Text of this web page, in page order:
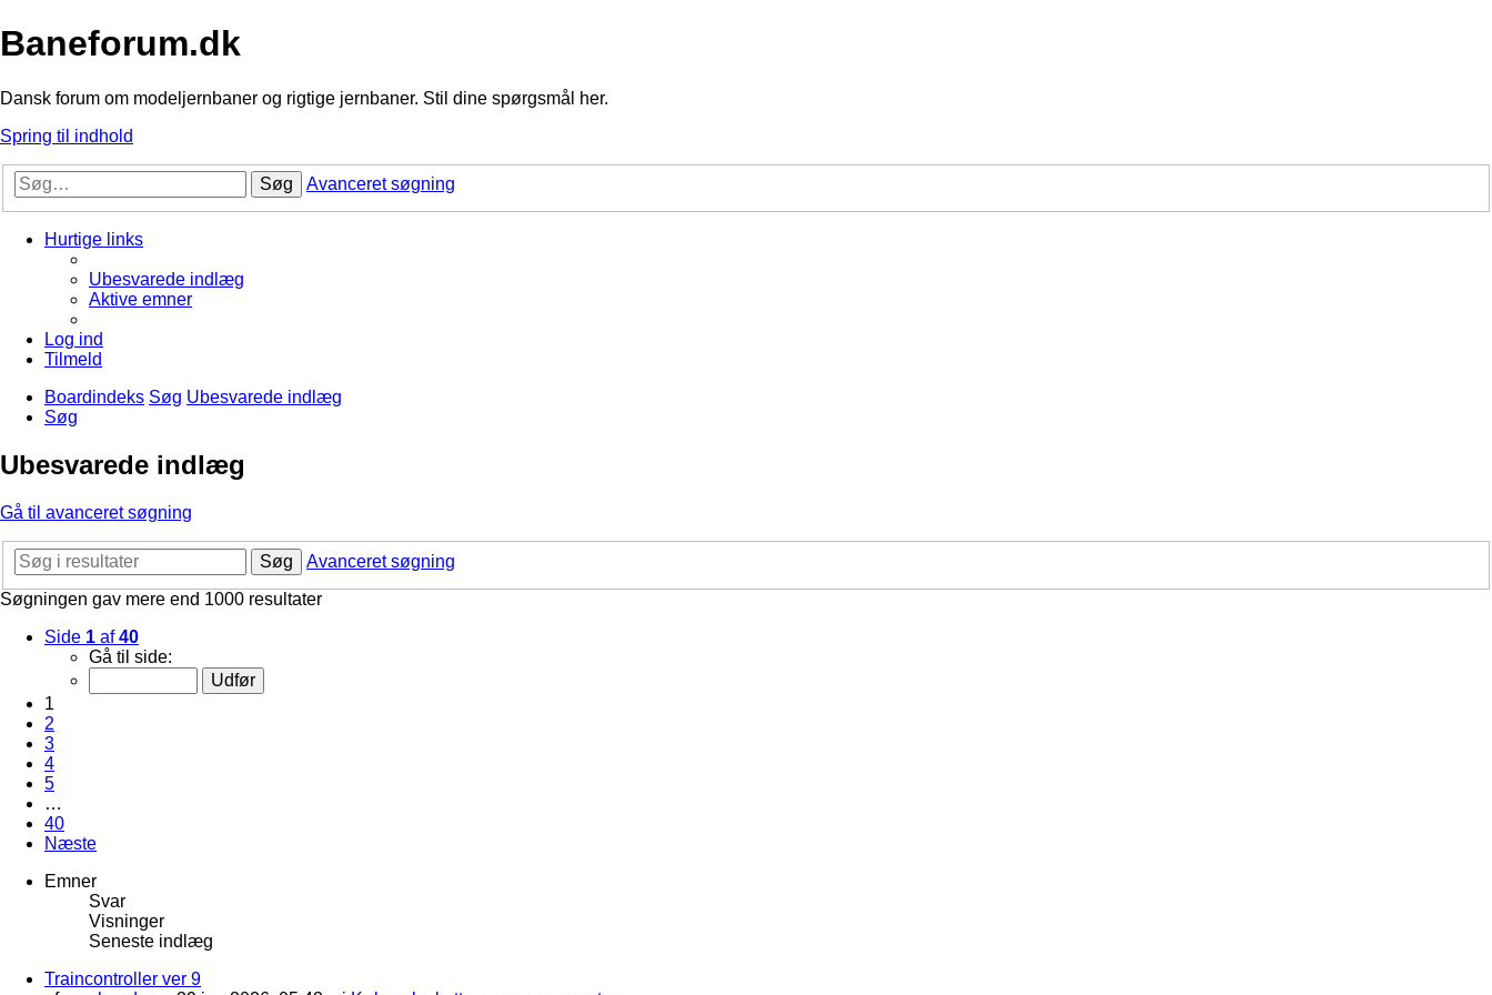
Baneforum.dk
Dansk forum om modeljernbaner og rigtige jernbaner. Stil dine spørgsmål her.
Spring til indhold
Søg Avanceret søgning
Hurtige links
Ubesvarede indlæg
Aktive emner
Log ind
Tilmeld
Boardindeks Søg Ubesvarede indlæg
Søg
Ubesvarede indlæg
Gå til avanceret søgning
Søg
Avanceret søgning
Søgningen gav mere end 1000 resultater
Side 1 af40
Gå til side:
1
2
3
4
5
…
40
Næste
Emner
Svar
Visninger
Seneste indlæg
Traincontroller ver 9